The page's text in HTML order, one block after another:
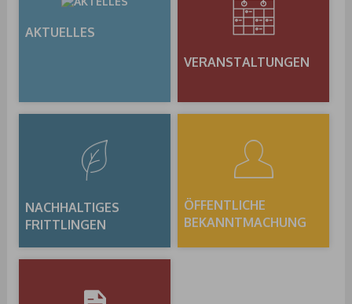
AKTUELLES
VERANSTALTUNGEN
NACHHALTIGES
FRITTLINGEN
ÖFFENTLICHE
BEKANNTMACHUNG